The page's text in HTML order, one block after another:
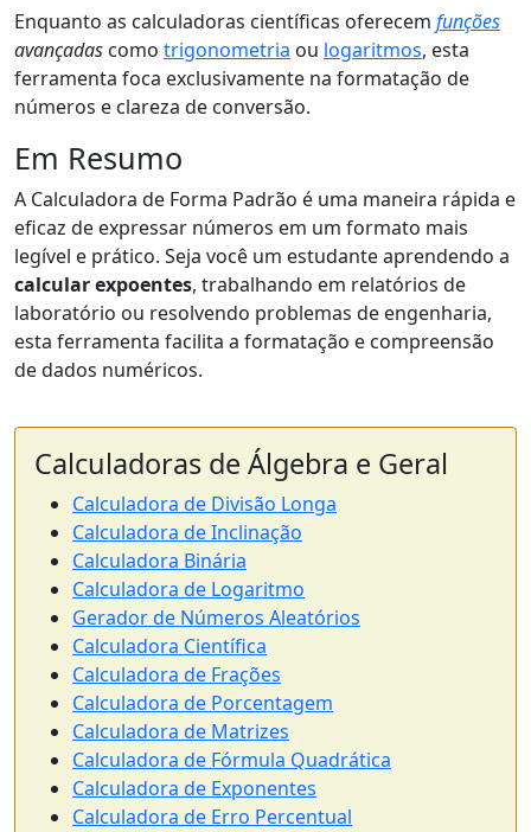
Enquanto as calculadoras científicas oferecem funções
avançadas como trigonometria ou logaritmos, esta
ferramenta foca exclusivamente na formatação de
números e clareza de conversão.
Em Resumo
A Calculadora de Forma Padrão é uma maneira rápida e
eficaz de expressar números em um formato mais
legível e prático. Seja você um estudante aprendendo a
calcular expoentes, trabalhando em relatórios de
laboratório ou resolvendo problemas de engenharia,
esta ferramenta facilita a formatação e compreensão
de dados numéricos.
Calculadoras de Álgebra e Geral
Calculadora de Divisão Longa
Calculadora de Inclinação
Calculadora Binária
Calculadora de Logaritmo
Gerador de Números Aleatórios
Calculadora Científica
Calculadora de Frações
Calculadora de Porcentagem
Calculadora de Matrizes
Calculadora de Fórmula Quadrática
Calculadora de Exponentes
Calculadora de Erro Percentual